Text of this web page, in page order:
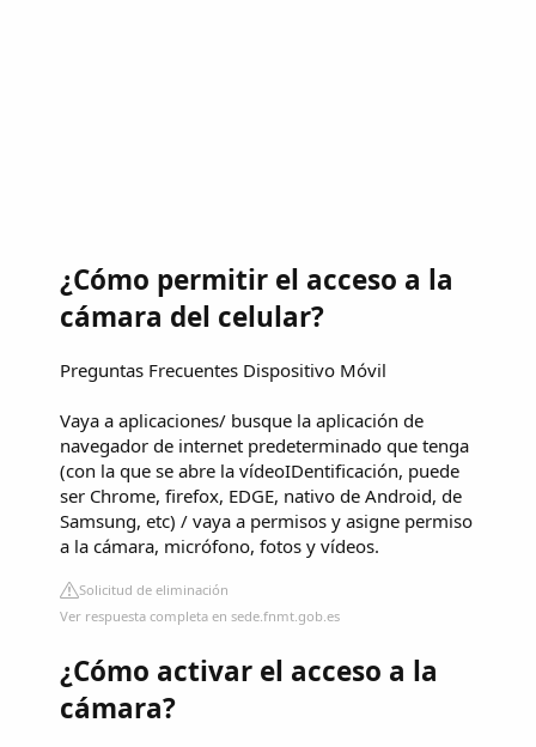
¿Cómo permitir el acceso a la
cámara del celular?
Preguntas Frecuentes Dispositivo Móvil
Vaya a aplicaciones/ busque la aplicación de
navegador de internet predeterminado que tenga
(con la que se abre la vídeoIDentificación, puede
ser Chrome, firefox, EDGE, nativo de Android, de
Samsung, etc) / vaya a permisos y asigne permiso
a la cámara, micrófono, fotos y vídeos.
Solicitud de eliminación
Ver respuesta completa en sede.fnmt.gob.es
¿Cómo activar el acceso a la
cámara?